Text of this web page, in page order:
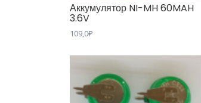
Аккумулятор NI-MH 60MAH
3.6V
109,0₽